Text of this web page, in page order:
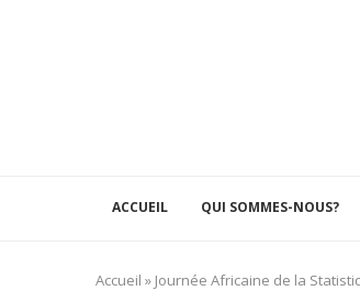
ACCUEIL QUI SOMMES-NOUS?
Accueil » Journée Africaine de la